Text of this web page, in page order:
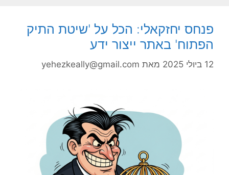
פנחס יחזקאלי: הכל על 'שיטת התיק
הפתוח' באתר ייצור ידע
12 ביולי 2025 מאת yehezkeally@gmail.com